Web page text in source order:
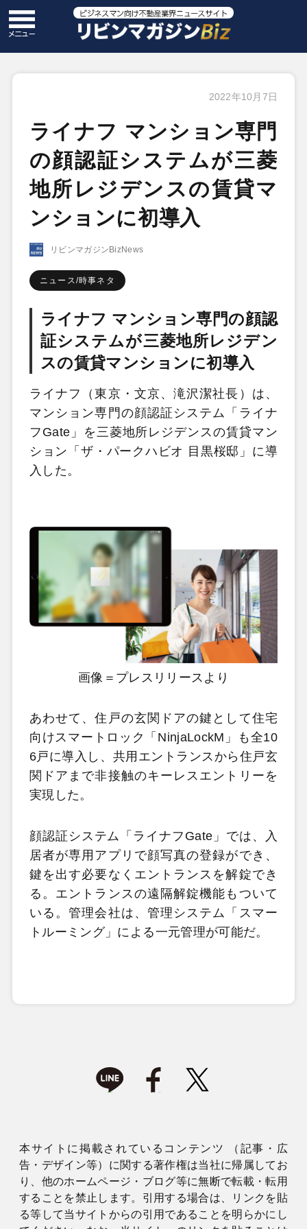
2022年10月7日
ライナフ マンション専門
の顔認証システムが三菱
地所レジデンスの賃貸マ
ンションに初導入
リビンマガジンBizNews
ニュース/時事ネタ
ライナフ マンション専門の顔認
証システムが三菱地所レジデン
スの賃貸マンションに初導入
ライナフ（東京・文京、滝沢潔社長）は、
マンション専門の顔認証システム「ライナ
フGate」を三菱地所レジデンスの賃貸マン
ション「ザ・パークハビオ 目黒桜邸」に導
入した。
画像＝プレスリリースより
あわせて、住戸の玄関ドアの鍵として住宅
向けスマートロック「NinjaLockM」も全10
6戸に導入し、共用エントランスから住戸玄
関ドアまで非接触のキーレスエントリーを
実現した。
顔認証システム「ライナフGate」では、入
居者が専用アプリで顔写真の登録ができ、
鍵を出す必要なくエントランスを解錠でき
る。エントランスの遠隔解錠機能もついて
いる。管理会社は、管理システム「スマー
トルーミング」による一元管理が可能だ。
本サイトに掲載されているコンテンツ （記事・広
告・デザイン等）に関する著作権は当社に帰属してお
り、他のホームページ・ブログ等に無断で転載・転用
することを禁止します。引用する場合は、リンクを貼
る等して当サイトからの引用であることを明らかにし